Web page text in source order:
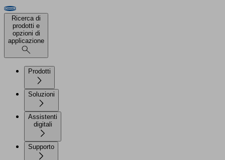
Ricerca di
prodotti e
opzioni di
applicazione
Prodotti
Soluzioni
Assistenti
Supporto